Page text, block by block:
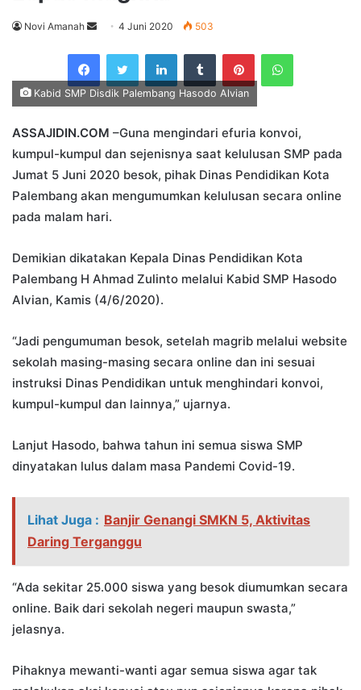
Novi Amanah
Send
email
4 Juni 2020 503
FacebookTwitterLinkedInTumblrPinterestWhatsApp
Kabid SMP Disdik Palembang Hasodo Alvian
ASSAJIDIN.COM –Guna mengindari efuria konvoi,
kumpul-kumpul dan sejenisnya saat kelulusan SMP pada
Jumat 5 Juni 2020 besok, pihak Dinas Pendidikan Kota
Palembang akan mengumumkan kelulusan secara online
pada malam hari.
Demikian dikatakan Kepala Dinas Pendidikan Kota
Palembang H Ahmad Zulinto melalui Kabid SMP Hasodo
Alvian, Kamis (4/6/2020).
“Jadi pengumuman besok, setelah magrib melalui website
sekolah masing-masing secara online dan ini sesuai
instruksi Dinas Pendidikan untuk menghindari konvoi,
kumpul-kumpul dan lainnya,” ujarnya.
Lanjut Hasodo, bahwa tahun ini semua siswa SMP
dinyatakan lulus dalam masa Pandemi Covid-19.
Lihat Juga : Banjir Genangi SMKN 5, Aktivitas
Daring Terganggu
“Ada sekitar 25.000 siswa yang besok diumumkan secara
online. Baik dari sekolah negeri maupun swasta,”
jelasnya.
Pihaknya mewanti-wanti agar semua siswa agar tak